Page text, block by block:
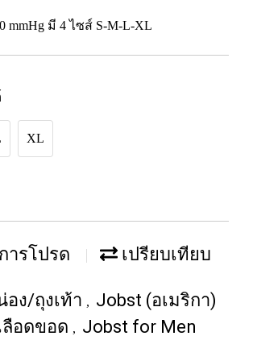
mmHg มี 4 ไซส์ S-M-L-XL
XL
ารโปรด เปรียบเทียบ
อง/ถุงเท้า , Jobst (อเมริกา)
ลือดขอด , Jobst for Men